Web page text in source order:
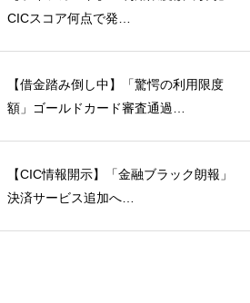
CICスコア何点で発…
【借金踏み倒し中】「驚愕の利用限度
額」ゴールドカード審査通過…
【CIC情報開示】「金融ブラック朗報」
決済サービス追加へ…